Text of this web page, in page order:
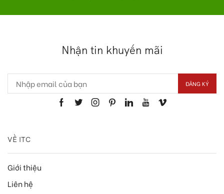
Nhận tin khuyến mãi
VỀ ITC
Giới thiệu
Liên hệ